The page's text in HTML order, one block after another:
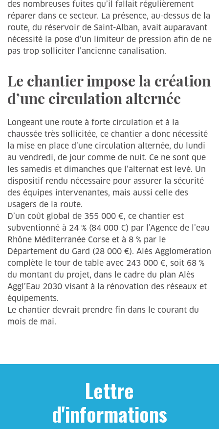
des nombreuses fuites qu’il fallait régulièrement
réparer dans ce secteur. La présence, au-dessus de la
route, du réservoir de Saint-Alban, avait auparavant
nécessité la pose d’un limiteur de pression afin de ne
pas trop solliciter l’ancienne canalisation.
Le chantier impose la création
d’une circulation alternée
Longeant une route à forte circulation et à la
chaussée très sollicitée, ce chantier a donc nécessité
la mise en place d’une circulation alternée, du lundi
au vendredi, de jour comme de nuit. Ce ne sont que
les samedis et dimanches que l’alternat est levé. Un
dispositif rendu nécessaire pour assurer la sécurité
des équipes intervenantes, mais aussi celle des
usagers de la route.
D’un coût global de 355 000 €, ce chantier est
subventionné à 24 % (84 000 €) par l’Agence de l’eau
Rhône Méditerranée Corse et à 8 % par le
Département du Gard (28 000 €). Alès Agglomération
complète le tour de table avec 243 000 €, soit 68 %
du montant du projet, dans le cadre du plan Alès
Aggl’Eau 2030 visant à la rénovation des réseaux et
équipements.
Le chantier devrait prendre fin dans le courant du
mois de mai.
Lettre
d'informations